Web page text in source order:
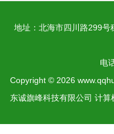
地址：北海市四川路299
电
Copyright © 2026
东诚旗峰科技有限公司 计算